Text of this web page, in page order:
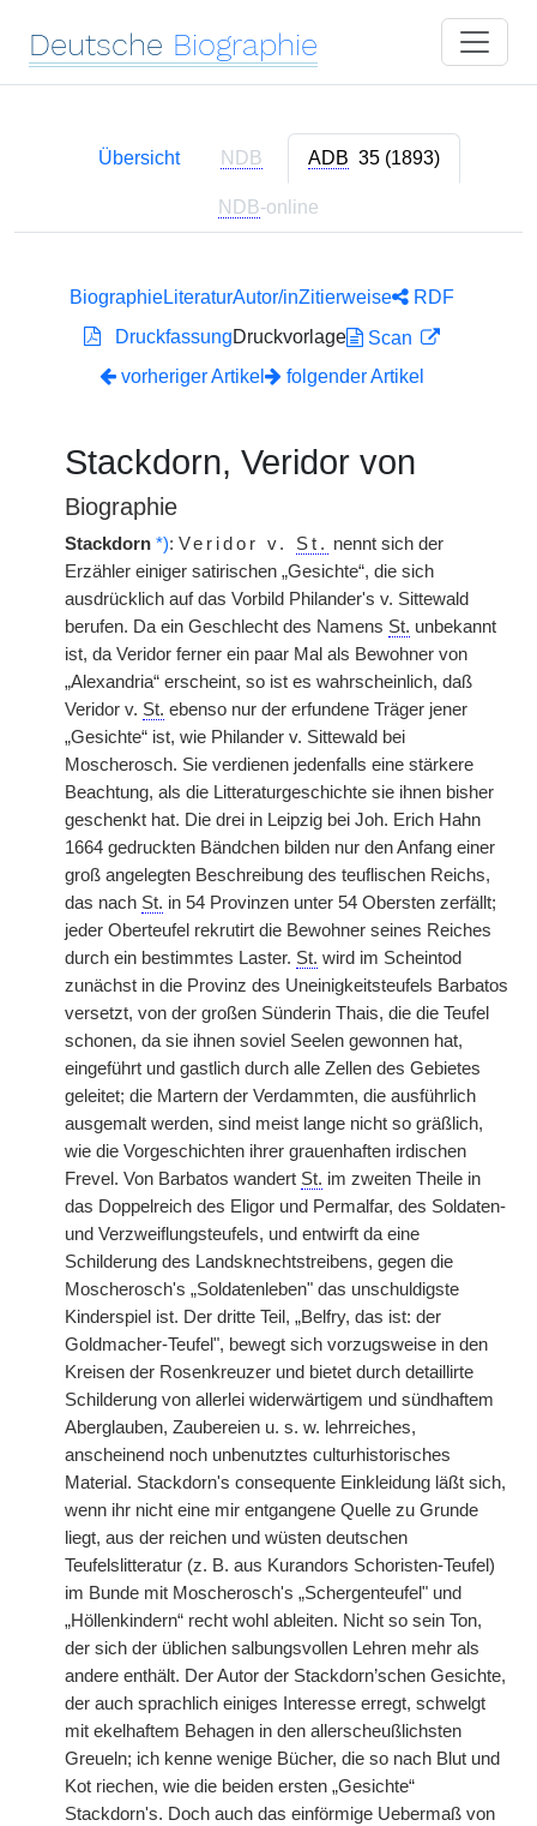
Deutsche Biographie
Übersicht NDB ADB 35 (1893)
NDB-online
BiographieLiteraturAutor/inZitierweise
RDF
DruckfassungDruckvorlage
Scan
vorheriger Artikel
folgender Artikel
Stackdorn, Veridor von
Biographie
Stackdorn *): Veridor v. St. nennt sich der
Erzähler einiger satirischen „Gesichte“, die sich
ausdrücklich auf das Vorbild Philander's v. Sittewald
berufen. Da ein Geschlecht des Namens St. unbekannt
ist, da Veridor ferner ein paar Mal als Bewohner von
„Alexandria“ erscheint, so ist es wahrscheinlich, daß
Veridor v. St. ebenso nur der erfundene Träger jener
„Gesichte“ ist, wie Philander v. Sittewald bei
Moscherosch. Sie verdienen jedenfalls eine stärkere
Beachtung, als die Litteraturgeschichte sie ihnen bisher
geschenkt hat. Die drei in Leipzig bei Joh. Erich Hahn
1664 gedruckten Bändchen bilden nur den Anfang einer
groß angelegten Beschreibung des teuflischen Reichs,
das nach St. in 54 Provinzen unter 54 Obersten zerfällt;
jeder Oberteufel rekrutirt die Bewohner seines Reiches
durch ein bestimmtes Laster. St. wird im Scheintod
zunächst in die Provinz des Uneinigkeitsteufels Barbatos
versetzt, von der großen Sünderin Thais, die die Teufel
schonen, da sie ihnen soviel Seelen gewonnen hat,
eingeführt und gastlich durch alle Zellen des Gebietes
geleitet; die Martern der Verdammten, die ausführlich
ausgemalt werden, sind meist lange nicht so gräßlich,
wie die Vorgeschichten ihrer grauenhaften irdischen
Frevel. Von Barbatos wandert St. im zweiten Theile in
das Doppelreich des Eligor und Permalfar, des Soldaten-
und Verzweiflungsteufels, und entwirft da eine
Schilderung des Landsknechtstreibens, gegen die
Moscherosch's „Soldatenleben" das unschuldigste
Kinderspiel ist. Der dritte Teil, „Belfry, das ist: der
Goldmacher-Teufel", bewegt sich vorzugsweise in den
Kreisen der Rosenkreuzer und bietet durch detaillirte
Schilderung von allerlei widerwärtigem und sündhaftem
Aberglauben, Zaubereien u. s. w. lehrreiches,
anscheinend noch unbenutztes culturhistorisches
Material. Stackdorn's consequente Einkleidung läßt sich,
wenn ihr nicht eine mir entgangene Quelle zu Grunde
liegt, aus der reichen und wüsten deutschen
Teufelslitteratur (z. B. aus Kurandors Schoristen-Teufel)
im Bunde mit Moscherosch's „Schergenteufel" und
„Höllenkindern“ recht wohl ableiten. Nicht so sein Ton,
der sich der üblichen salbungsvollen Lehren mehr als
andere enthält. Der Autor der Stackdorn’schen Gesichte,
der auch sprachlich einiges Interesse erregt, schwelgt
mit ekelhaftem Behagen in den allerscheußlichsten
Greueln; ich kenne wenige Bücher, die so nach Blut und
Kot riechen, wie die beiden ersten „Gesichte“
Stackdorn's. Doch auch das einförmige Uebermaß von